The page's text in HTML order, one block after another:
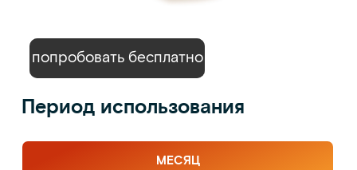
попробовать бесплатно
Период использования
МЕСЯЦ